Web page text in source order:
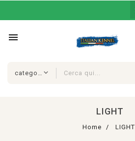
menu
LIGHT
Home LIGHT